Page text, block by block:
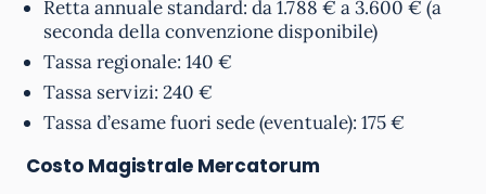
Retta annuale standard: da 1.788 € a 3.600 € (a
seconda della convenzione disponibile)
Tassa regionale: 140 €
Tassa servizi: 240 €
Tassa d’esame fuori sede (eventuale): 175 €
Costo Magistrale Mercatorum